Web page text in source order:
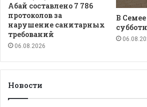
Абай составлено 7 786
протоколов за
нарушение санитарных
требований
06.08.2026
В
Новости